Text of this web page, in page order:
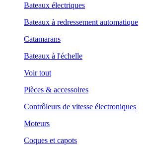
Bateaux électriques
Bateaux à redressement automatique
Catamarans
Bateaux à l'échelle
Voir tout
Pièces & accessoires
Contrôleurs de vitesse électroniques
Moteurs
Coques et capots